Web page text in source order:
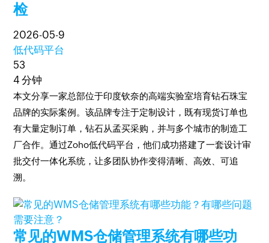
检
2026-05-9
低代码平台
53
4 分钟
本文分享一家总部位于印度钦奈的高端实验室培育钻石珠宝
品牌的实际案例。该品牌专注于定制设计，既有现货订单也
有大量定制订单，钻石从孟买采购，并与多个城市的制造工
厂合作。通过Zoho低代码平台，他们成功搭建了一套设计审
批交付一体化系统，让多团队协作变得清晰、高效、可追
溯。
常见的WMS仓储管理系统有哪些功